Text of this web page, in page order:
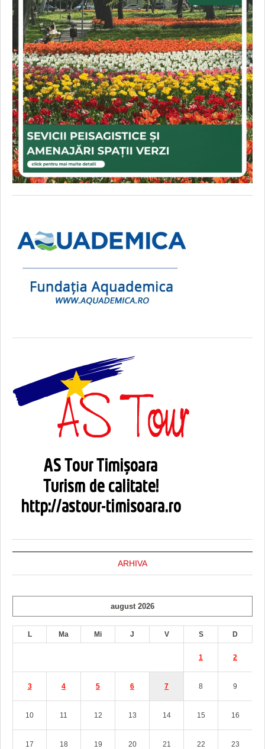
ARHIVA
august 2026
L Ma Mi J V S D
1 2
3 4 5 6 7 8 9
10 11 12 13 14 15 16
17 18 19 20 21 22 23